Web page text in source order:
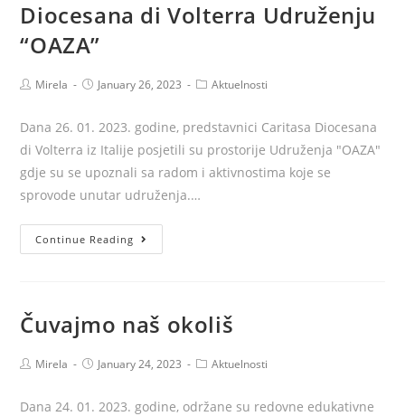
Diocesana di Volterra Udruženju
“OAZA”
PostMirela
PostJanuary 26, 2023
PostAktuelnosti
Dana 26. 01. 2023. godine, predstavnici Caritasa Diocesana
di Volterra iz Italije posjetili su prostorije Udruženja "OAZA"
gdje su se upoznali sa radom i aktivnostima koje se
sprovode unutar udruženja.…
Continue Reading
predstavnika
di
Udruženju
Čuvajmo naš okoliš
PostMirela
PostJanuary 24, 2023
PostAktuelnosti
Dana 24. 01. 2023. godine, održane su redovne edukativne